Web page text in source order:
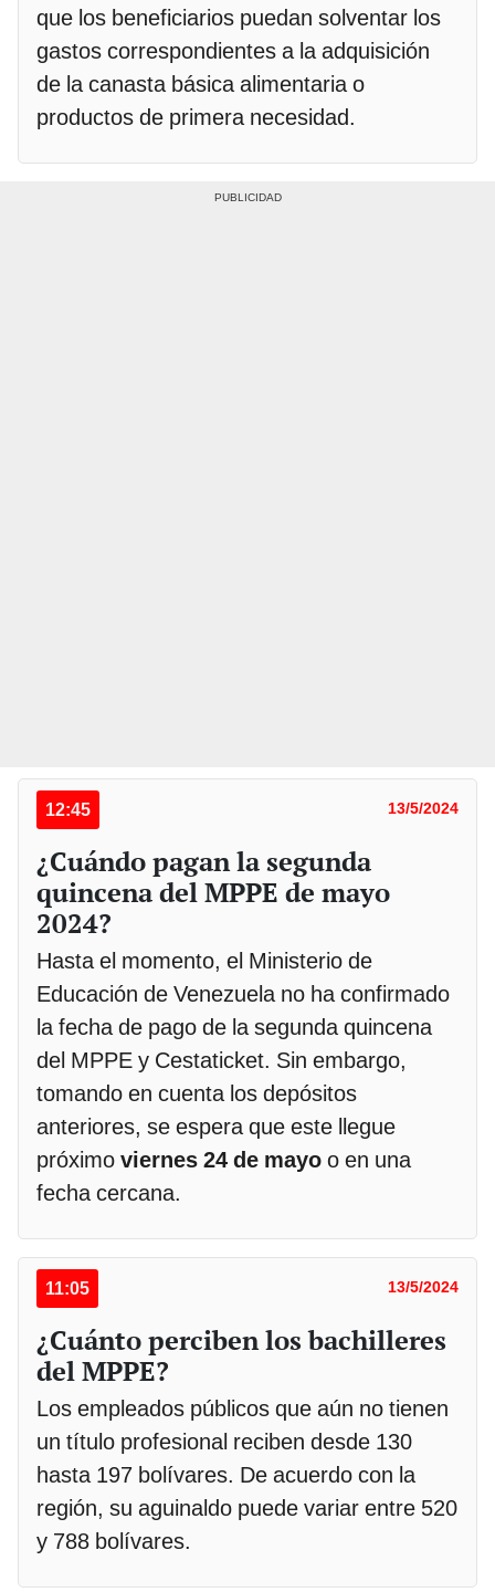
que los beneficiarios puedan solventar los
gastos correspondientes a la adquisición
de la canasta básica alimentaria o
productos de primera necesidad.
12:45 13/5/2024
¿Cuándo pagan la segunda
quincena del MPPE de mayo
2024?
Hasta el momento, el Ministerio de
Educación de Venezuela no ha confirmado
la fecha de pago de la segunda quincena
del MPPE y Cestaticket. Sin embargo,
tomando en cuenta los depósitos
anteriores, se espera que este llegue
próximo viernes 24 de mayo o en una
fecha cercana.
11:05 13/5/2024
¿Cuánto perciben los bachilleres
del MPPE?
Los empleados públicos que aún no tienen
un título profesional reciben desde 130
hasta 197 bolívares. De acuerdo con la
región, su aguinaldo puede variar entre 520
y 788 bolívares.